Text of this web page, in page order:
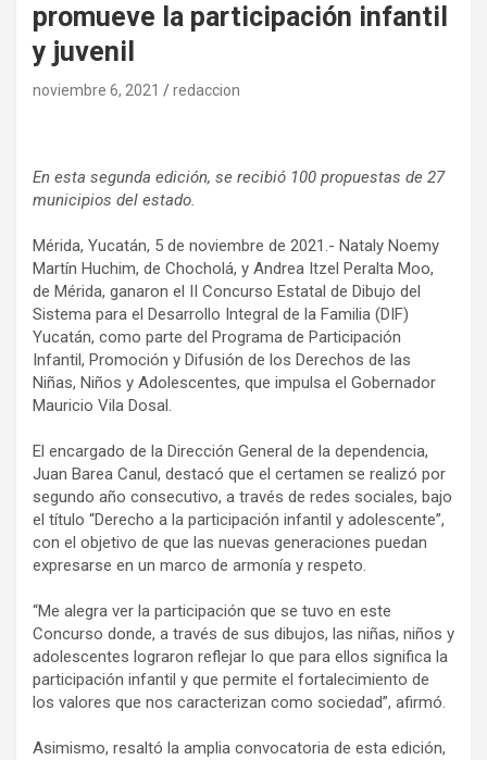
promueve la participación infantil
y juvenil
noviembre 6, 2021 redaccion
En esta segunda edición, se recibió 100 propuestas de 27
municipios del estado.
Mérida, Yucatán, 5 de noviembre de 2021.- Nataly Noemy
Martín Huchim, de Chocholá, y Andrea Itzel Peralta Moo,
de Mérida, ganaron el II Concurso Estatal de Dibujo del
Sistema para el Desarrollo Integral de la Familia (DIF)
Yucatán, como parte del Programa de Participación
Infantil, Promoción y Difusión de los Derechos de las
Niñas, Niños y Adolescentes, que impulsa el Gobernador
Mauricio Vila Dosal.
El encargado de la Dirección General de la dependencia,
Juan Barea Canul, destacó que el certamen se realizó por
segundo año consecutivo, a través de redes sociales, bajo
el título “Derecho a la participación infantil y adolescente”,
con el objetivo de que las nuevas generaciones puedan
expresarse en un marco de armonía y respeto.
“Me alegra ver la participación que se tuvo en este
Concurso donde, a través de sus dibujos, las niñas, niños y
adolescentes lograron reflejar lo que para ellos significa la
participación infantil y que permite el fortalecimiento de
los valores que nos caracterizan como sociedad”, afirmó.
Asimismo, resaltó la amplia convocatoria de esta edición,